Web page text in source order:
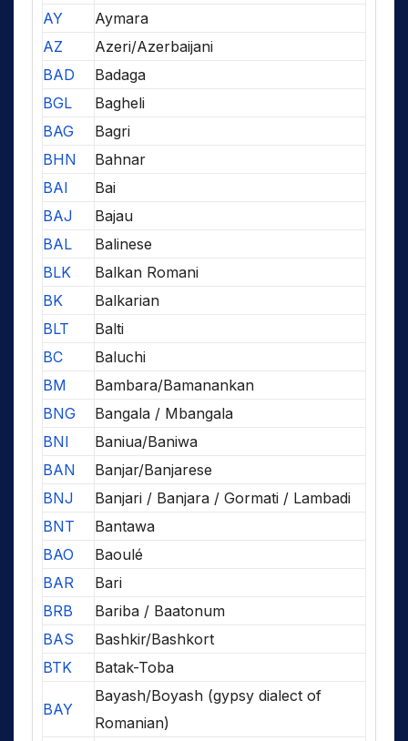
AY
Aymara
AZ
Azeri/Azerbaijani
BAD
Badaga
BGL
Bagheli
BAG
Bagri
BHN
Bahnar
BAI
Bai
BAJ
Bajau
BAL
Balinese
BLK
Balkan Romani
BK
Balkarian
BLT
Balti
BC
Baluchi
BM
Bambara/Bamanankan
BNG
Bangala / Mbangala
BNI
Baniua/Baniwa
BAN
Banjar/Banjarese
BNJ
Banjari / Banjara / Gormati / Lambadi
BNT
Bantawa
BAO
Baoulé
BAR
Bari
BRB
Bariba / Baatonum
BAS
Bashkir/Bashkort
BTK
Batak-Toba
BAY
Bayash/Boyash (gypsy dialect of
Romanian)